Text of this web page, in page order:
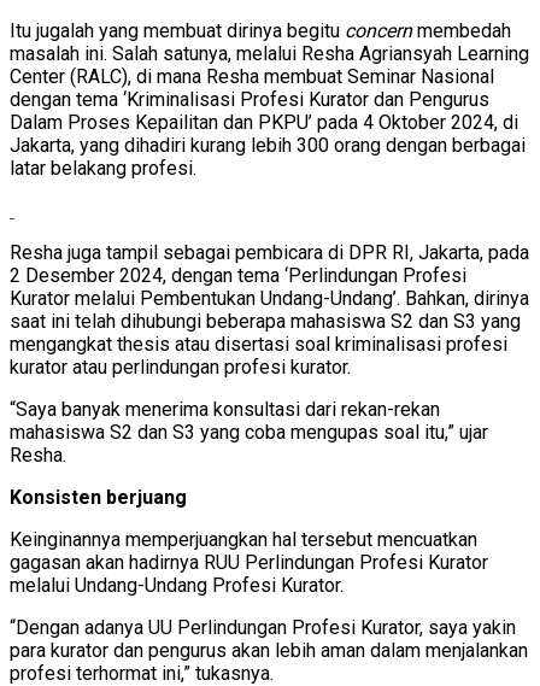
Itu jugalah yang membuat dirinya begitu concernmembedah
masalah ini. Salah satunya, melalui Resha Agriansyah Learning
Center (RALC), di mana Resha membuat Seminar Nasional
dengan tema ‘Kriminalisasi Profesi Kurator dan Pengurus
Dalam Proses Kepailitan dan PKPU’ pada 4 Oktober 2024, di
Jakarta, yang dihadiri kurang lebih 300 orang dengan berbagai
latar belakang profesi.
Resha juga tampil sebagai pembicara di DPR RI, Jakarta, pada
2 Desember 2024, dengan tema ‘Perlindungan Profesi
Kurator melalui Pembentukan Undang-Undang’. Bahkan, dirinya
saat ini telah dihubungi beberapa mahasiswa S2 dan S3 yang
mengangkat thesis atau disertasi soal kriminalisasi profesi
kurator atau perlindungan profesi kurator.
“Saya banyak menerima konsultasi dari rekan-rekan
mahasiswa S2 dan S3 yang coba mengupas soal itu,” ujar
Resha.
Konsisten berjuang
Keinginannya memperjuangkan hal tersebut mencuatkan
gagasan akan hadirnya RUU Perlindungan Profesi Kurator
melalui Undang-Undang Profesi Kurator.
“Dengan adanya UU Perlindungan Profesi Kurator, saya yakin
para kurator dan pengurus akan lebih aman dalam menjalankan
profesi terhormat ini,” tukasnya.